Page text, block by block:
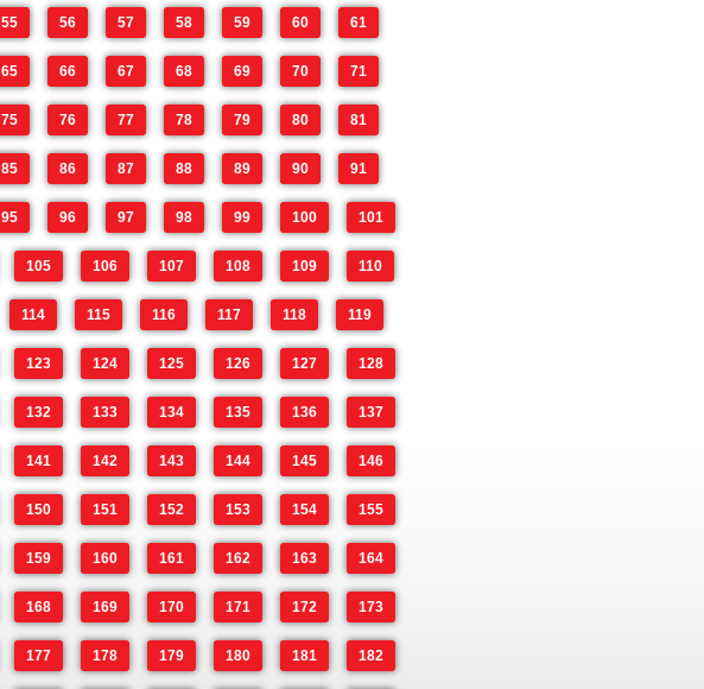
55 56 57 58 59 60 61
65 66 67 68 69 70 71
75 76 77 78 79 80 81
85 86 87 88 89 90 91
95 96 97 98 99 100 101
105 106 107 108 109 110
114 115 116 117 118 119
123 124 125 126 127 128
132 133 134 135 136 137
141 142 143 144 145 146
150 151 152 153 154 155
159 160 161 162 163 164
168 169 170 171 172 173
177 178 179 180 181 182